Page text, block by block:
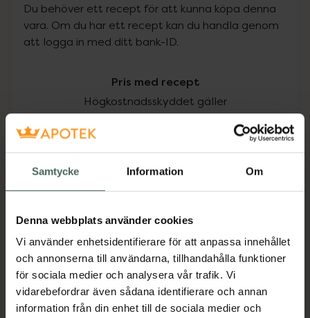
Samtycke Information Om
Denna webbplats använder cookies
Vi använder enhetsidentifierare för att anpassa innehållet
och annonserna till användarna, tillhandahålla funktioner
för sociala medier och analysera vår trafik. Vi
vidarebefordrar även sådana identifierare och annan
information från din enhet till de sociala medier och
Du behöver ett recept för att kunna köpa denna
vara. Om du har ett recept kan du handla genom
att logga in med ditt bank-ID.
Pris med recept
Högkostnadsskyddet gäller
151,50 kr
I apotek: 151,50 kr
Aktuella erbjudanden
Beskrivning Dölj